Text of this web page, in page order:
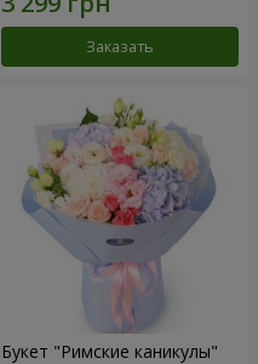
Заказать
Букет "Римские каникулы"